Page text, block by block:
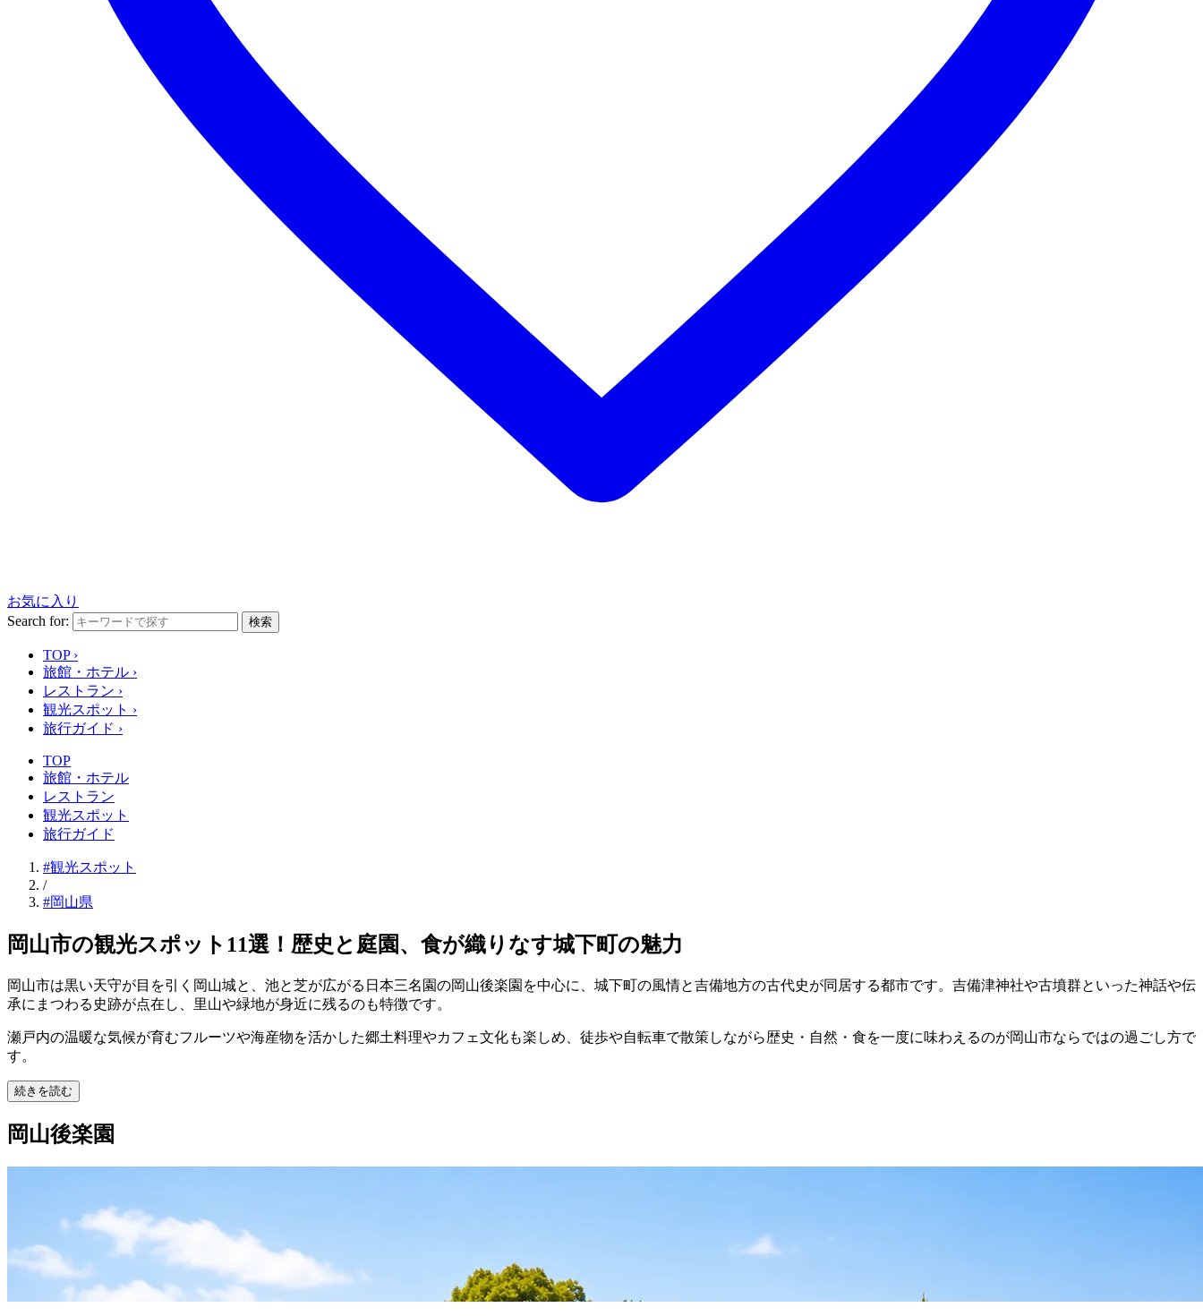
お気に入り
Search for:
検索
TOP ›
旅館・ホテル ›
レストラン ›
観光スポット ›
旅行ガイド ›
TOP
旅館・ホテル
レストラン
観光スポット
旅行ガイド
#観光スポット
/
#岡山県
岡山市の観光スポット11選！歴史と庭園、食が織りなす城下町の魅力
岡山市は黒い天守が目を引く岡山城と、池と芝が広がる日本三名園の岡山後楽園を中心に、城下町の風情と吉備地方の古代史が同居する都市です。吉備津神社や古墳群といった神話や伝
承にまつわる史跡が点在し、里山や緑地が身近に残るのも特徴です。
瀬戸内の温暖な気候が育むフルーツや海産物を活かした郷土料理やカフェ文化も楽しめ、徒歩や自転車で散策しながら歴史・自然・食を一度に味わえるのが岡山市ならではの過ごし方で
す。
続きを読む
岡山後楽園